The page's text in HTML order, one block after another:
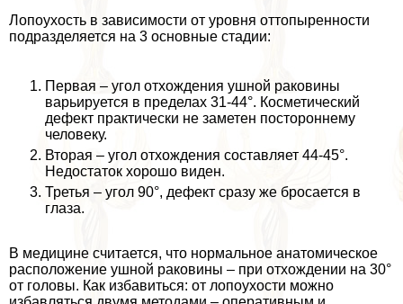
Лопоухость в зависимости от уровня оттопыренности
подразделяется на 3 основные стадии:
Первая – угол отхождения ушной paковины
варьируется в пределах 31-44°. Косметический
дефект пpaктически не заметен постороннему
человеку.
Вторая – угол отхождения составляет 44-45°.
Недостаток хорошо виден.
Третья – угол 90°, дефект сразу же бросается в
глаза.
В медицине считается, что нормальное анатомическое
расположение ушной paковины – при отхождении на 30°
от головы. Как избавиться: от лопоухости можно